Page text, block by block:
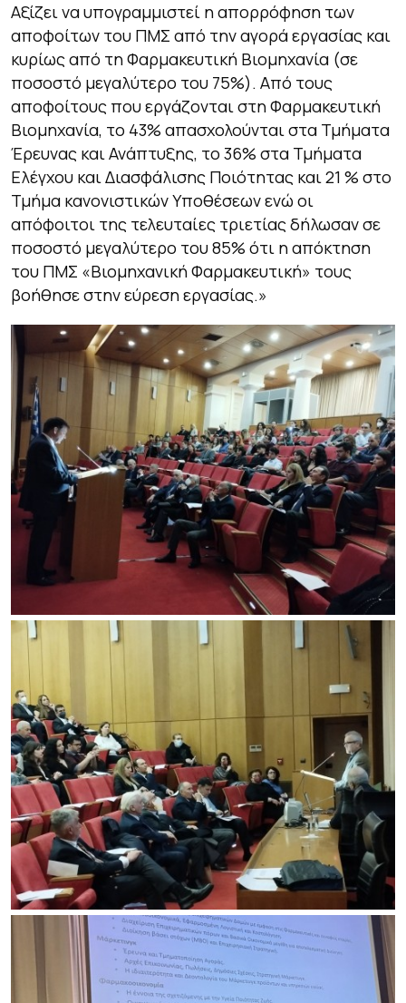
Αξίζει να υπογραμμιστεί η απορρόφηση των
αποφοίτων του ΠΜΣ από την αγορά εργασίας και
κυρίως από τη Φαρμακευτική Βιομηχανία (σε
ποσοστό μεγαλύτερο του 75%). Από τους
αποφοίτους που εργάζονται στη Φαρμακευτική
Βιομηχανία, το 43% απασχολούνται στα Τμήματα
Έρευνας και Ανάπτυξης, το 36% στα Τμήματα
Ελέγχου και Διασφάλισης Ποιότητας και 21 % στο
Τμήμα κανονιστικών Υποθέσεων ενώ οι
απόφοιτοι της τελευταίες τριετίας δήλωσαν σε
ποσοστό μεγαλύτερο του 85% ότι η απόκτηση
του ΠΜΣ «Βιομηχανική Φαρμακευτική» τους
βοήθησε στην εύρεση εργασίας.»